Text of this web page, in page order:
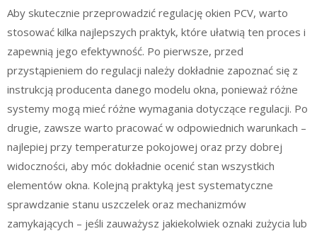
Aby skutecznie przeprowadzić regulację okien PCV, warto
stosować kilka najlepszych praktyk, które ułatwią ten proces i
zapewnią jego efektywność. Po pierwsze, przed
przystąpieniem do regulacji należy dokładnie zapoznać się z
instrukcją producenta danego modelu okna, ponieważ różne
systemy mogą mieć różne wymagania dotyczące regulacji. Po
drugie, zawsze warto pracować w odpowiednich warunkach –
najlepiej przy temperaturze pokojowej oraz przy dobrej
widoczności, aby móc dokładnie ocenić stan wszystkich
elementów okna. Kolejną praktyką jest systematyczne
sprawdzanie stanu uszczelek oraz mechanizmów
zamykających – jeśli zauważysz jakiekolwiek oznaki zużycia lub